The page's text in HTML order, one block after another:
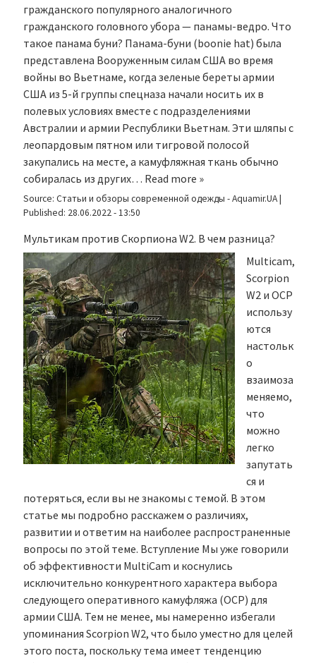
гражданского популярного аналогичного
гражданского головного убора — панамы-ведро. Что
такое панама буни? Панама-буни (boonie hat) была
представлена Вооруженным силам США во время
войны во Вьетнаме, когда зеленые береты армии
США из 5-й группы спецназа начали носить их в
полевых условиях вместе с подразделениями
Австралии и армии Республики Вьетнам. Эти шляпы с
леопардовым пятном или тигровой полосой
закупались на месте, а камуфляжная ткань обычно
собиралась из других… Read more »
Source: Статьи и обзоры современной одежды - Aquamir.UA|
Published: 28.06.2022 - 13:50
Мультикам против Скорпиона W2. В чем разница?
Multicam,
Scorpion
W2 и OCP
использу
ются
настольк
о
взаимоза
меняемо,
что
можно
легко
запутать
ся и
потеряться, если вы не знакомы с темой. В этом
статье мы подробно расскажем о различиях,
развитии и ответим на наиболее распространенные
вопросы по этой теме. Вступление Мы уже говорили
об эффективности MultiCam и коснулись
исключительно конкурентного характера выбора
следующего оперативного камуфляжа (OCP) для
армии США. Тем не менее, мы намеренно избегали
упоминания Scorpion W2, что было уместно для целей
этого поста, поскольку тема имеет тенденцию